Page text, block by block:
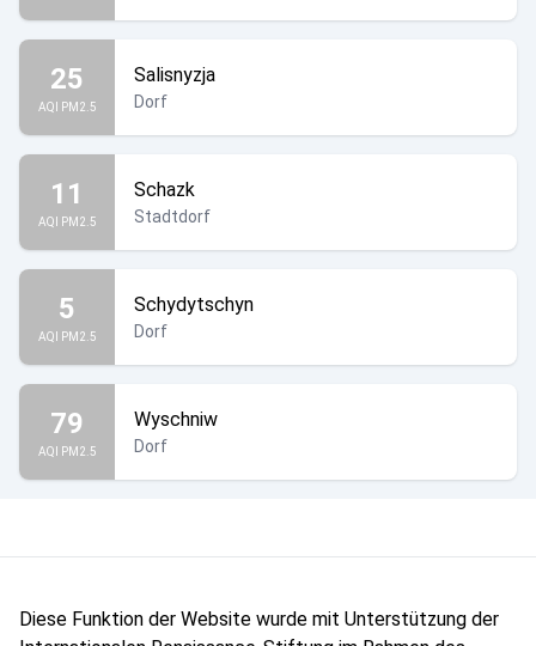
25
AQI PM2.5
Salisnyzja
Dorf
11
AQI PM2.5
Schazk
Stadtdorf
5
AQI PM2.5
Schydytschyn
Dorf
79
AQI PM2.5
Wyschniw
Dorf
Diese Funktion der Website wurde mit Unterstützung der